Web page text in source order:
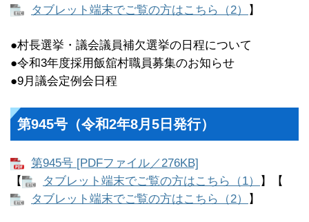
タブレット端末でご覧の方はこちら（2）
】
●村長選挙・議会議員補欠選挙の日程について
●令和3年度採用飯舘村職員募集のお知らせ
●9月議会定例会日程
第945号（令和2年8月5日発行）
第945号 [PDFファイル／276KB]
【
タブレット端末でご覧の方はこちら（1）
】【
タブレット端末でご覧の方はこちら（2）
】